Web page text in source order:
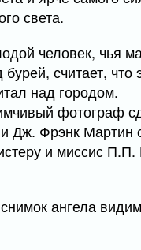
света.
человек, чья
считает, что
над городом.
фотограф
Дж. Фрэнк Мартин
и миссис
ангела